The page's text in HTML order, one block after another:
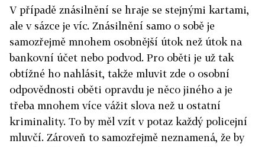
V případě znásilnění se hraje se stejnými kartami,
ale v sázce je víc. Znásilnění samo o sobě je
samozřejmě mnohem osobnější útok než útok na
bankovní účet nebo podvod. Pro oběti je už tak
obtížné ho nahlásit, takže mluvit zde o osobní
odpovědnosti oběti opravdu je něco jiného a je
třeba mnohem více vážit slova než u ostatní
kriminality. To by měl vzít v potaz každý policejní
mluvčí. Zároveň to samozřejmě neznamená, že by